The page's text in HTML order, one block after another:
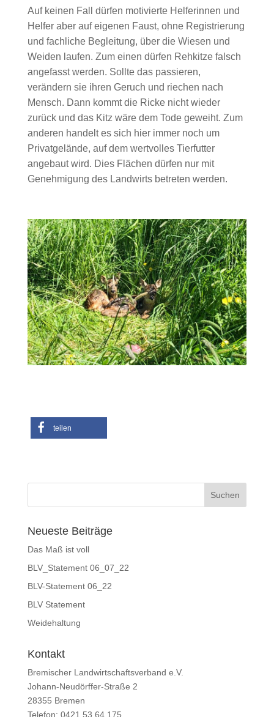
Auf keinen Fall dürfen motivierte Helferinnen und
Helfer aber auf eigenen Faust, ohne Registrierung
und fachliche Begleitung, über die Wiesen und
Weiden laufen. Zum einen dürfen Rehkitze falsch
angefasst werden. Sollte das passieren,
verändern sie ihren Geruch und riechen nach
Mensch. Dann kommt die Ricke nicht wieder
zurück und das Kitz wäre dem Tode geweiht. Zum
anderen handelt es sich hier immer noch um
Privatgelände, auf dem wertvolles Tierfutter
angebaut wird. Dies Flächen dürfen nur mit
Genehmigung des Landwirts betreten werden.
teilen
Neueste Beiträge
Das Maß ist voll
BLV_Statement 06_07_22
BLV-Statement 06_22
BLV Statement
Weidehaltung
Kontakt
Bremischer Landwirtschaftsverband e.V.
Johann-Neudörffer-Straße 2
28355 Bremen
Telefon: 0421 53 64 175